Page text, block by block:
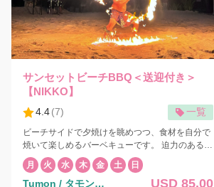
サンセットビーチBBQ＜送迎付き＞
【NIKKO】
4.4(7) 一覧
ビーチサイドで夕焼けを眺めつつ、食材を自分で
焼いて楽しめるバーベキューです。 迫力のあるフ
ァイヤーダンス、ポリネシアンショーも目の前で
鑑賞できます。 夕暮れ時のビーチサイドでのディ
ナーをダンスショーとともにお楽しみください。
月 火 水 木 金 土 日
Tumon / タモン地
USD 85.00